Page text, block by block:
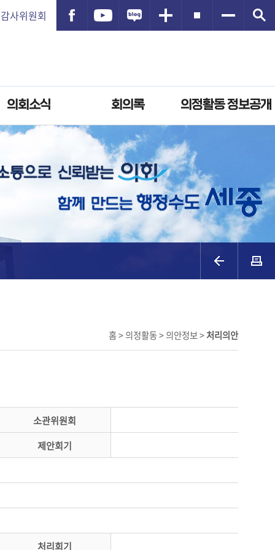
감사위원회
의회소식 회의록 의정활동 정보공개
홈 > 의정활동 > 의안정보 >처리의안
소관위원회
제안회기
처리회기